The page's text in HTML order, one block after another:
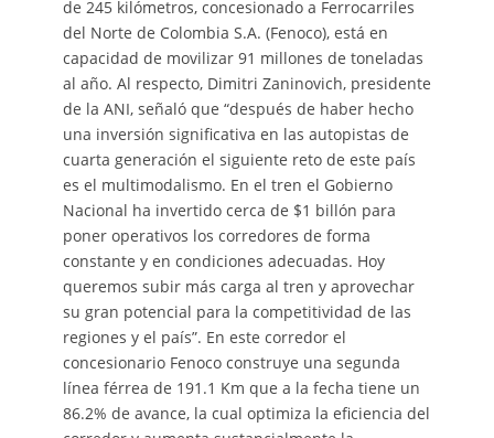
de 245 kilómetros, concesionado a Ferrocarriles
del Norte de Colombia S.A. (Fenoco), está en
capacidad de movilizar 91 millones de toneladas
al año. Al respecto, Dimitri Zaninovich, presidente
de la ANI, señaló que “después de haber hecho
una inversión significativa en las autopistas de
cuarta generación el siguiente reto de este país
es el multimodalismo. En el tren el Gobierno
Nacional ha invertido cerca de $1 billón para
poner operativos los corredores de forma
constante y en condiciones adecuadas. Hoy
queremos subir más carga al tren y aprovechar
su gran potencial para la competitividad de las
regiones y el país”. En este corredor el
concesionario Fenoco construye una segunda
línea férrea de 191.1 Km que a la fecha tiene un
86.2% de avance, la cual optimiza la eficiencia del